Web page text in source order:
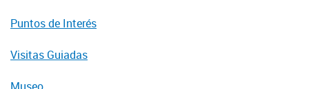
Puntos de Interés
Visitas Guiadas